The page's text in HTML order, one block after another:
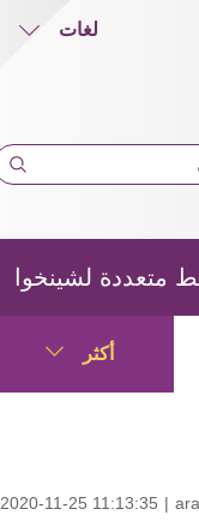
لغات
متعددة لشينخوا
أكثر
2020-11-25 11:13:35 |